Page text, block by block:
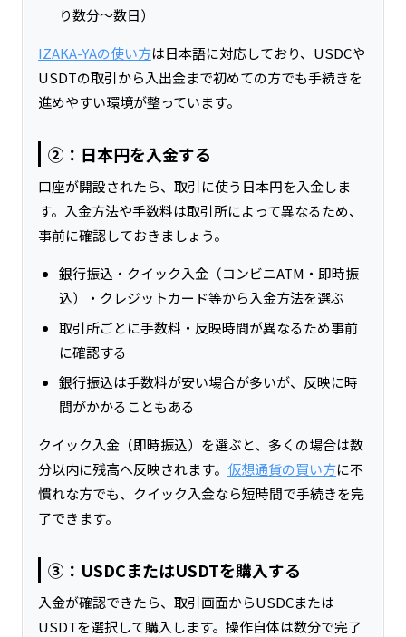
り数分〜数日）
IZAKA-YAの使い方は日本語に対応しており、USDCや
USDTの取引から入出金まで初めての方でも手続きを
進めやすい環境が整っています。
②：日本円を入金する
口座が開設されたら、取引に使う日本円を入金しま
す。入金方法や手数料は取引所によって異なるため、
事前に確認しておきましょう。
銀行振込・クイック入金（コンビニATM・即時振
込）・クレジットカード等から入金方法を選ぶ
取引所ごとに手数料・反映時間が異なるため事前
に確認する
銀行振込は手数料が安い場合が多いが、反映に時
間がかかることもある
クイック入金（即時振込）を選ぶと、多くの場合は数
分以内に残高へ反映されます。 仮想通貨の買い方に不
慣れな方でも、クイック入金なら短時間で手続きを完
了できます。
③：USDCまたはUSDTを購入する
入金が確認できたら、取引画面からUSDCまたは
USDTを選択して購入します。操作自体は数分で完了